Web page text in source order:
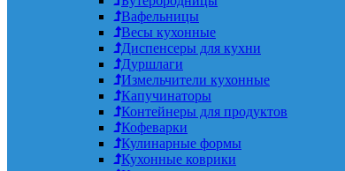
Вафельницы
Весы кухонные
Диспенсеры для кухни
Дуршлаги
Измельчители кухонные
Капучинаторы
Контейнеры для продуктов
Кофеварки
Кулинарные формы
Кухонные коврики